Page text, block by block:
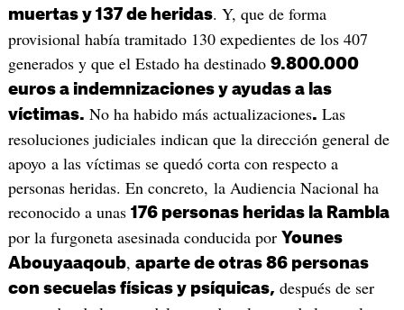
muertas y 137 de heridas. Y, que de forma
provisional había tramitado 130 expedientes de los 407
generados y que el Estado ha destinado 9.800.000
euros a indemnizaciones y ayudas a las
víctimas. No ha habido más actualizaciones. Las
resoluciones judiciales indican que la dirección general de
apoyo a las víctimas se quedó corta con respecto a
personas heridas. En concreto, la Audiencia Nacional ha
reconocido a unas 176 personas heridas la Rambla
por la furgoneta asesinada conducida por Younes
Abouyaaqoub, aparte de otras 86 personas
con secuelas físicas y psíquicas, después de ser